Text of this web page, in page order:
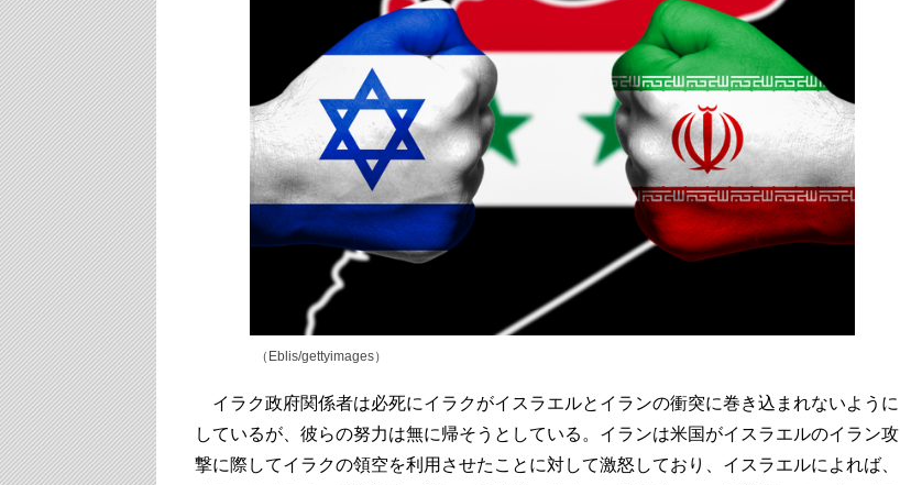
（Eblis/gettyimages）
イラク政府関係者は必死にイラクがイスラエルとイランの衝突に巻き込まれないように
しているが、彼らの努力は無に帰そうとしている。イランは米国がイスラエルのイラン攻
撃に際してイラクの領空を利用させたことに対して激怒しており、イスラエルによれば、